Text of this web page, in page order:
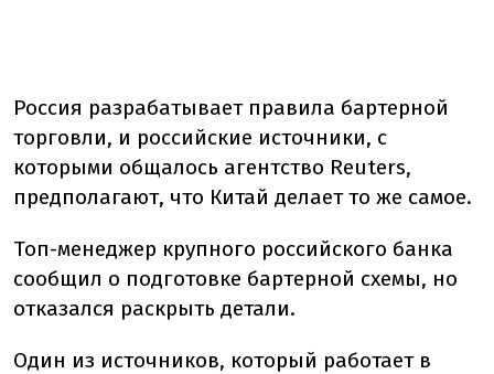
Россия разрабатывает правила бартерной
торговли, и российские источники, с
которыми общалось агентство Reuters,
предполагают, что Китай делает то же самое.
Топ-менеджер крупного российского банка
сообщил о подготовке бартерной схемы, но
отказался раскрыть детали.
Один из источников, который работает в